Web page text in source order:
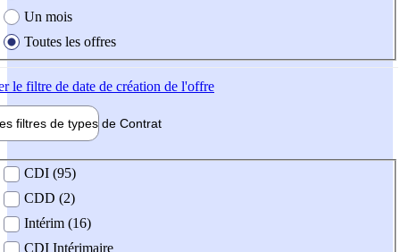
Un mois
Toutes les offres
le filtre de date de création de l'offre
filtres de types de Contrat
contrat
CDI (95)
CDD (2)
Intérim (16)
CDI Intérimaire